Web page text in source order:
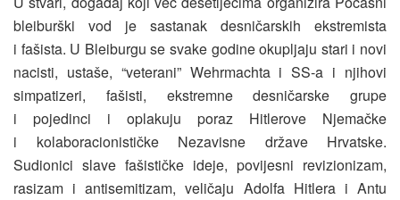
bleiburški vod je sastanak desničarskih ekstremista
i fašista. U Bleiburgu se svake godine okupljaju stari i novi
nacisti, ustaše, “veterani” Wehrmachta i SS‑a i njihovi
simpatizeri, fašisti, ekstremne desničarske grupe
i pojedinci i oplakuju poraz Hitlerove Njemačke
i kolaboracionističke Nezavisne države Hrvatske.
Sudionici slave fašističke ideje, povijesni revizionizam,
rasizam i antisemitizam, veličaju Adolfa Hitlera i Antu